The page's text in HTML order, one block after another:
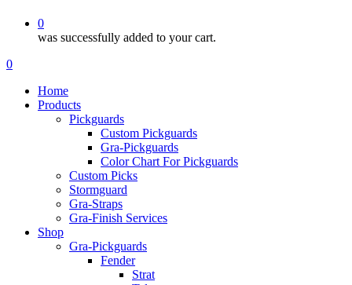
0
was successfully added to your cart.
Menu
search
account
0
Home
Products
Pickguards
Custom Pickguards
Gra-Pickguards
Color Chart For Pickguards
Custom Picks
Stormguard
Gra-Straps
Gra-Finish Services
Shop
Gra-Pickguards
Fender
Strat